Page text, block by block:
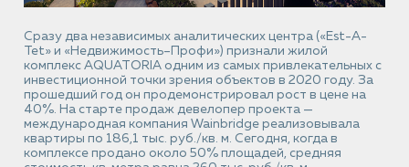
Сразу два независимых аналитических центра («Est-A-
Tet» и «Недвижимость–Профи») признали жилой
комплекс AQUATORIA одним из самых привлекательных с
инвестиционной точки зрения объектов в 2020 году. За
прошедший год он продемонстрировал рост в цене на
40%. На старте продаж девелопер проекта —
международная компания Wainbridge реализовывала
квартиры по 186,1 тыс. руб./кв. м. Сегодня, когда в
комплексе продано около 50% площадей, средняя